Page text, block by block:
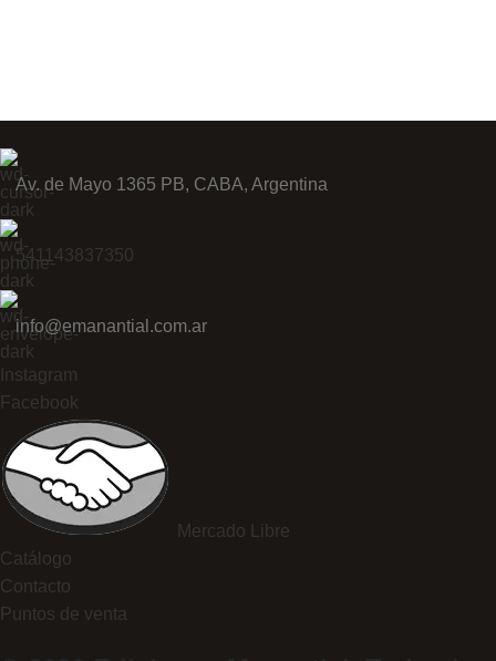
Av. de Mayo 1365 PB, CABA, Argentina
541143837350
info@emanantial.com.ar
Instagram
Facebook
Mercado Libre
Catálogo
Contacto
Puntos de venta